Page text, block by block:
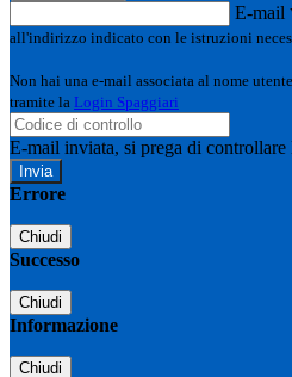
E-mail
all'indirizzo indicato con le istruzioni
Non hai una e-mail associata al nome
tramite la Login Spaggiari
E-mail inviata, si prega di controllare
Errore
Chiudi
Successo
Chiudi
Informazione
Chiudi